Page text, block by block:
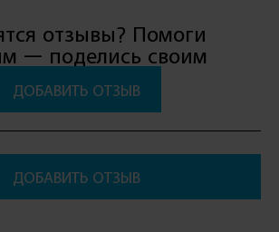
отзывы? Помоги
— поделись своим
ДОБАВИТЬ ОТЗЫВ
ДОБАВИТЬ ОТЗЫВ